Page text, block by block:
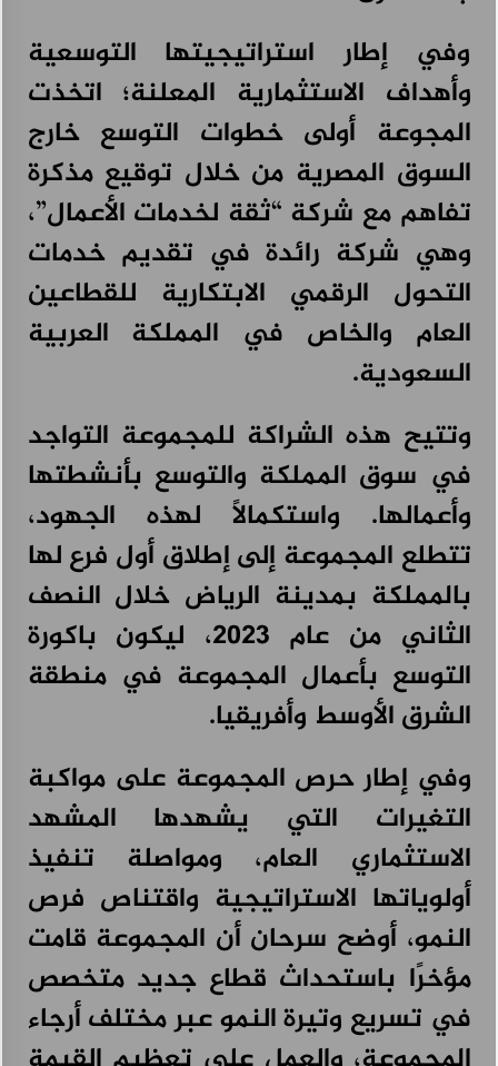
وفي إطار استراتيجيتها التوسعية
وأهداف الاستثمارية المعلنة؛ اتخذت
المجوعة أولى خطوات التوسع خارج
السوق المصرية من خلال توقيع مذكرة
تفاهم مع شركة “ثقة لخدمات الأعمال”،
وهي شركة رائدة في تقديم خدمات
التحول الرقمي الابتكارية للقطاعين
العام والخاص في المملكة العربية
السعودية.
وتتيح هذه الشراكة للمجموعة التواجد
في سوق المملكة والتوسع بأنشطتها
وأعمالها. واستكمالاً لهذه الجهود،
تتطلع المجموعة إلى إطلاق أول فرع لها
بالمملكة بمدينة الرياض خلال النصف
الثاني من عام 2023، ليكون باكورة
التوسع بأعمال المجموعة في منطقة
الشرق الأوسط وأفريقيا.
وفي إطار حرص المجموعة على مواكبة
التغيرات التي يشهدها المشهد
الاستثماري العام، ومواصلة تنفيذ
أولوياتها الاستراتيجية واقتناص فرص
النمو، أوضح سرحان أن المجموعة قامت
مؤخرًا باستحداث قطاع جديد متخصص
في تسريع وتيرة النمو عبر مختلف أرجاء